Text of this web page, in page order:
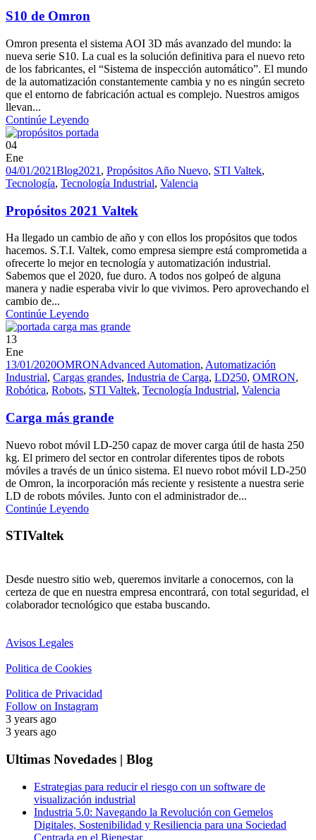
S10 de Omron
Omron presenta el sistema AOI 3D más avanzado del mundo: la
nueva serie S10. La cual es la solución definitiva para el nuevo reto
de los fabricantes, el “Sistema de inspección automático”. El mundo
de la automatización constantemente cambia y no es ningún secreto
que el entorno de fabricación actual es complejo. Nuestros amigos
llevan...
Continúe Leyendo
04
Ene
04/01/2021Blog2021 , Propósitos Año Nuevo, STI Valtek,
Tecnología, Tecnología Industrial, Valencia
Propósitos 2021 Valtek
Ha llegado un cambio de año y con ellos los propósitos que todos
hacemos. S.T.I. Valtek, como empresa siempre está comprometida a
ofrecerte lo mejor en tecnología y automatización industrial.
Sabemos que el 2020, fue duro. A todos nos golpeó de alguna
manera y nadie esperaba vivir lo que vivimos. Pero aprovechando el
cambio de...
Continúe Leyendo
13
Ene
13/01/2020OMRONAdvanced Automation, Automatización
Industrial, Cargas grandes, Industria de Carga, LD250, OMRON,
Robótica, Robots, STI Valtek, Tecnología Industrial, Valencia
Carga más grande
Nuevo robot móvil LD-250 capaz de mover carga útil de hasta 250
kg. El primero del sector en controlar diferentes tipos de robots
móviles a través de un único sistema. El nuevo robot móvil LD-250
de Omron, la incorporación más reciente y resistente a nuestra serie
LD de robots móviles. Junto con el administrador de...
Continúe Leyendo
STIValtek
Desde nuestro sitio web, queremos invitarle a conocernos, con la
certeza de que en nuestra empresa encontrará, con total seguridad, el
colaborador tecnológico que estaba buscando.
Avisos Legales
Politica de Cookies
Politica de Privacidad
Follow on Instagram
3 years ago
3 years ago
Ultimas Novedades | Blog
Estrategias para reducir el riesgo con un software de
visualización industrial
Industria 5.0: Navegando la Revolución con Gemelos
Digitales, Sostenibilidad y Resiliencia para una Sociedad
Centrada en el Bienestar